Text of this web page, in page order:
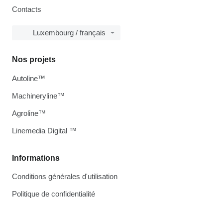
Contacts
Luxembourg / français
Informations
Conditions générales d'utilisation
Politique de confidentialité
Nos projets
Autoline™
Machineryline™
Agroline™
Linemedia Digital ™